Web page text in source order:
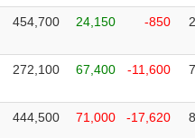
454,700 24,150 -850
272,100 67,400 -11,600
444,500 71,000 -17,620